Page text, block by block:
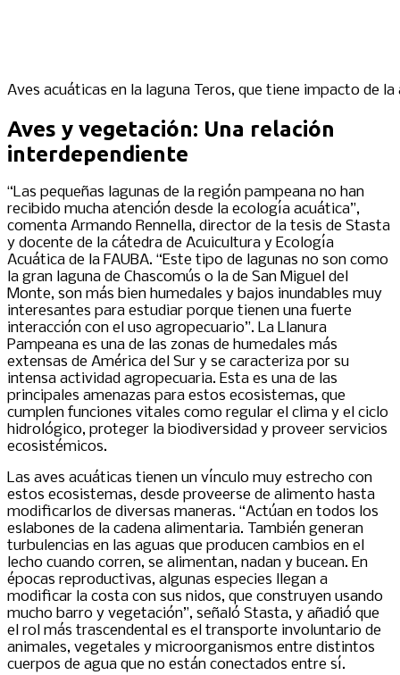
Aves acuáticas en la laguna Teros, que tiene impacto de
Aves y vegetación: Una relación
interdependiente
“Las pequeñas lagunas de la región pampeana no han
recibido mucha atención desde la ecología acuática”,
comenta Armando Rennella, director de la tesis de Stasta
y docente de la cátedra de Acuicultura y Ecología
Acuática de la FAUBA. “Este tipo de lagunas no son como
la gran laguna de Chascomús o la de San Miguel del
Monte, son más bien humedales y bajos inundables muy
interesantes para estudiar porque tienen una fuerte
interacción con el uso agropecuario”. La Llanura
Pampeana es una de las zonas de humedales más
extensas de América del Sur y se caracteriza por su
intensa actividad agropecuaria. Esta es una de las
principales amenazas para estos ecosistemas, que
cumplen funciones vitales como regular el clima y el ciclo
hidrológico, proteger la biodiversidad y proveer servicios
ecosistémicos.
Las aves acuáticas tienen un vínculo muy estrecho con
estos ecosistemas, desde proveerse de alimento hasta
modificarlos de diversas maneras. “Actúan en todos los
eslabones de la cadena alimentaria. También generan
turbulencias en las aguas que producen cambios en el
lecho cuando corren, se alimentan, nadan y bucean. En
épocas reproductivas, algunas especies llegan a
modificar la costa con sus nidos, que construyen usando
mucho barro y vegetación”, señaló Stasta, y añadió que
el rol más trascendental es el transporte involuntario de
animales, vegetales y microorganismos entre distintos
cuerpos de agua que no están conectados entre sí.